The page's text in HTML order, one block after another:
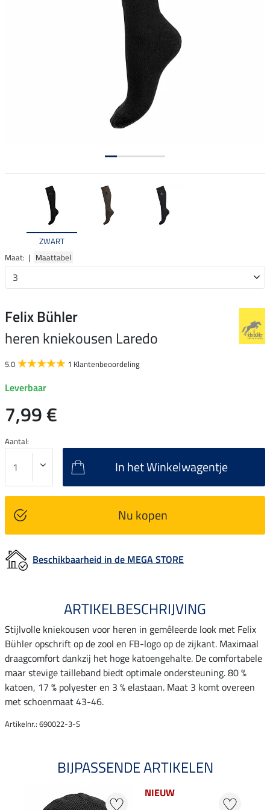
ZWART
Maat: | Maattabel
Felix Bühler
heren kniekousen Laredo
5.0 1 Klantenbeoordeling
Leverbaar
7,99 €
Aantal:
In het Winkelwagentje
Nu kopen
Beschikbaarheid in de MEGA STORE
ARTIKELBESCHRIJVING
Stijlvolle kniekousen voor heren in gemêleerde look met Felix
Bühler opschrift op de zool en FB-logo op de zijkant. Maximaal
draagcomfort dankzij het hoge katoengehalte. De comfortabele
maar stevige tailleband biedt optimale ondersteuning. 80 %
katoen, 17 % polyester en 3 % elastaan. Maat 3 komt overeen
met schoenmaat 43-46.
Artikelnr.: 690022-3-S
BIJPASSENDE ARTIKELEN
NIEUW